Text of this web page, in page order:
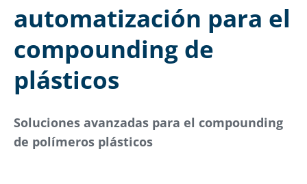
automatización para el
compounding de
plásticos
Soluciones avanzadas para el compounding
de polímeros plásticos